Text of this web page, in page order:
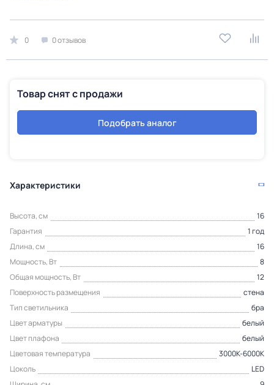
0 0 отзывов
Товар снят с продажи
Подобрать аналог
Характеристики
Высота, см
16
Гарантия
1 год
Длина, см
16
Мощность, Вт
8
Общая мощность, Вт
12
Поверхность размещения
стена
Тип светильника
бра
Цвет арматуры
белый
Цвет плафона
белый
Цветовая температура
3000К-6000К
Цоколь
LED